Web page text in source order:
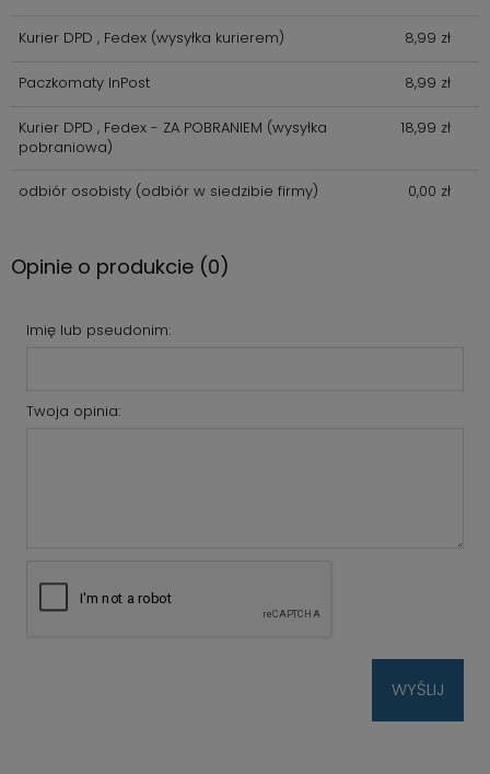
Kurier DPD , Fedex (wysyłka kurierem) 8,99 zł
Paczkomaty InPost 8,99 zł
Kurier DPD , Fedex - ZA POBRANIEM (wysyłka
pobraniowa)
18,99 zł
odbiór osobisty(odbiór w siedzibie firmy) 0,00 zł
Opinie o produkcie (0)
Imię lub pseudonim:
Twoja opinia:
WYŚLIJ